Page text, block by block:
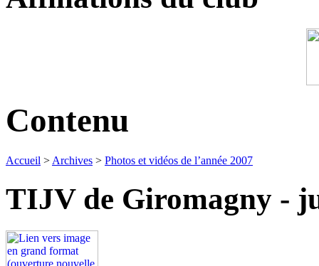
Contenu
Accueil > Archives > Photos et vidéos de l’année 2007
TIJV de Giromagny -